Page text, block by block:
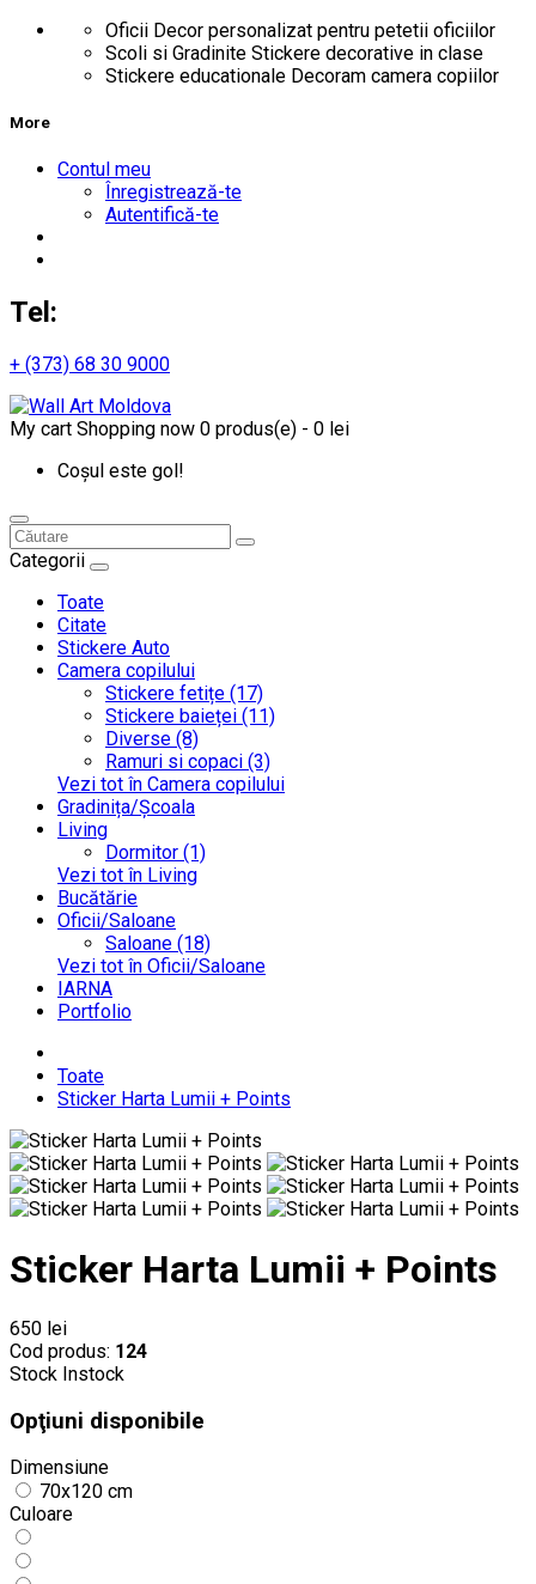
Oficii Decor personalizat pentru petetii oficiilor
Scoli si Gradinite Stickere decorative in clase
Stickere educationale Decoram camera copiilor
More
Contul meu
Înregistrează-te
Autentifică-te
Tel:
+ (373) 68 30 9000
My cart Shopping now 0 produs(e) - 0 lei
Coșul este gol!
Categorii
Toate
Citate
Stickere Auto
Camera copilului
Stickere fetițe (17)
Stickere baieței (11)
Diverse (8)
Ramuri si copaci (3)
Vezi tot în Camera copilului
Gradinița/Școala
Living
Dormitor (1)
Vezi tot în Living
Bucătărie
Oficii/Saloane
Saloane (18)
Vezi tot în Oficii/Saloane
IARNA
Portfolio
Toate
Sticker Harta Lumii + Points
Sticker Harta Lumii + Points
650 lei
Cod produs: 124
Stock Instock
Opţiuni disponibile
Dimensiune
70x120 cm
Culoare